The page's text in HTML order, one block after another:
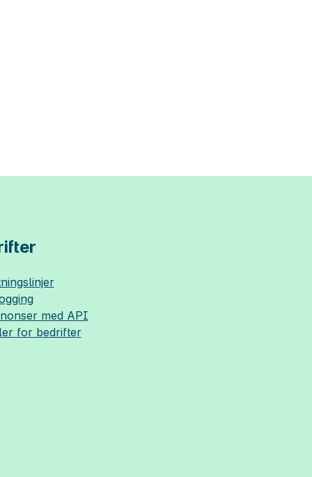
med API
for bedrifter